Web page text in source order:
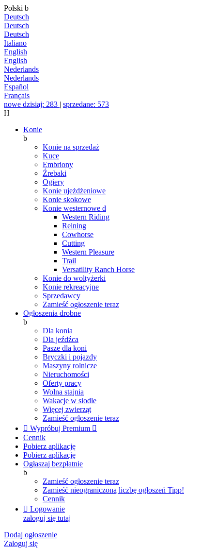
Polski b
Deutsch
Deutsch
Deutsch
Italiano
English
English
Nederlands
Nederlands
Español
Français
nowe dzisiaj: 283 | sprzedane: 573
H
Konie
b
Konie na sprzedaż
Kuce
Embriony
Źrebaki
Ogiery
Konie ujeżdżeniowe
Konie skokowe
Konie westernowe d
Western Riding
Reining
Cowhorse
Cutting
Western Pleasure
Trail
Versatility Ranch Horse
Konie do woltyżerki
Konie rekreacyjne
Sprzedawcy
Zamieść ogłoszenie teraz
Ogłoszenia drobne
b
Dla konia
Dla jeźdźca
Pasze dla koni
Bryczki i pojazdy
Maszyny rolnicze
Nieruchomości
Oferty pracy
Wolna stajnia
Wakacje w siodle
Więcej zwierząt
Zamieść ogłoszenie teraz
 Wypróbuj Premium 
Cennik
Pobierz aplikację
Pobierz aplikację
Ogłaszaj bezpłatnie
b
Zamieść ogłoszenie teraz
Zamieść nieograniczoną liczbę ogłoszeń Tipp!
Cennik
 Logowanie
zaloguj się tutaj
Dodaj ogłoszenie
Zaloguj się